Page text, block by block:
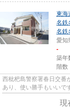
東海
名鉄
名鉄
愛知
-
築年
階数
西枇杷島警察署春日交番
あり、使い勝手もいいで
現